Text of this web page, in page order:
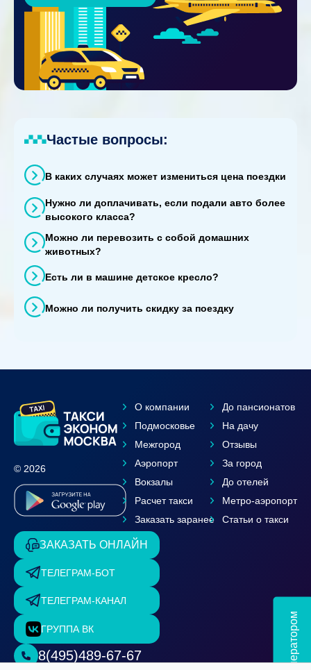
Частые вопросы:
В каких случаях может измениться цена поездки
Нужно ли доплачивать, если подали авто более
высокого класса?
Можно ли перевозить с собой домашних
животных?
Есть ли в машине детское кресло?
Можно ли получить скидку за поездку
© 2026
О компании
Подмосковье
Межгород
Аэропорт
Вокзалы
Расчет такси
Заказать заранее
До пансионатов
На дачу
Отзывы
За город
До отелей
Метро-аэропорт
Статьи о такси
ЗАКАЗАТЬ ОНЛАЙН
ТЕЛЕГРАМ-БОТ
ТЕЛЕГРАМ-КАНАЛ
ГРУППА ВК
8(495)489-67-67